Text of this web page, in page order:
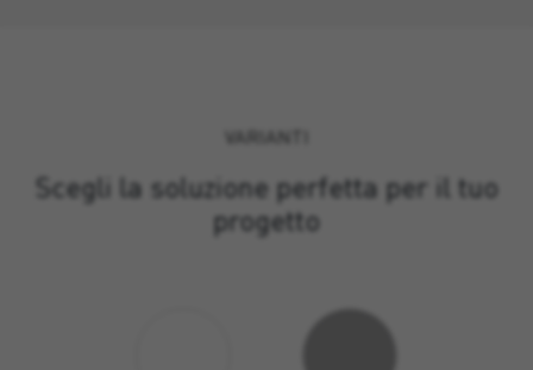
VARIANTI
Scegli la soluzione perfetta per il tuo
progetto